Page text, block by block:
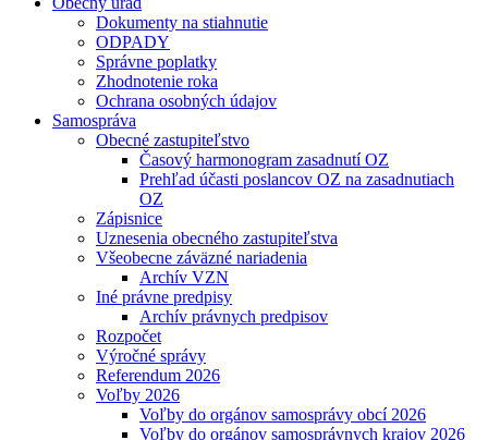
Dokumenty na stiahnutie
ODPADY
Správne poplatky
Zhodnotenie roka
Ochrana osobných údajov
Samospráva
Obecné zastupiteľstvo
Časový harmonogram zasadnutí OZ
Prehľad účasti poslancov OZ na zasadnutiach
OZ
Zápisnice
Uznesenia obecného zastupiteľstva
Všeobecne záväzné nariadenia
Archív VZN
Iné právne predpisy
Archív právnych predpisov
Rozpočet
Výročné správy
Referendum 2026
Voľby 2026
Voľby do orgánov samosprávy obcí 2026
Voľby do orgánov samosprávnych krajov 2026